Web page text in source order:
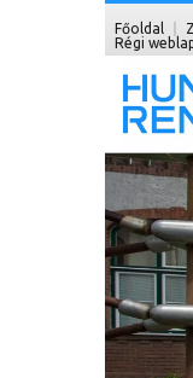
Főoldal
Régi